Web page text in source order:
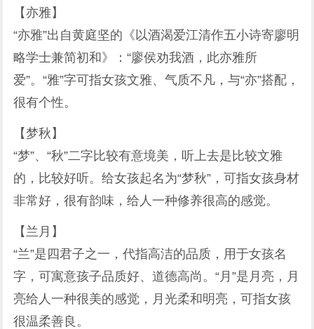
【亦雅】
“亦雅”出自黄庭坚的《以酒渴爱江清作五小诗寄廖明
略学士兼简初和》：“廖侯劝我酒，此亦雅所
爱”。“雅”字可指女孩文雅、气质不凡，与“亦”搭配，
很有个性。
【梦秋】
“梦”、“秋”二字比较有意境美，听上去是比较文雅
的，比较好听。给女孩起名为“梦秋”，可指女孩身材
非常好，很有韵味，给人一种修养很高的感觉。
【兰月】
“兰”是四君子之一，代指高洁的品质，用于女孩名
字，可寓意孩子品质好、道德高尚。“月”是月亮，月
亮给人一种很美的感觉，月光柔和明亮，可指女孩
很温柔善良。